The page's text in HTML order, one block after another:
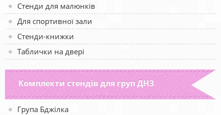
Стенди для малюнків
Для спортивної зали
Стенди-книжки
Таблички на двері
Комплекти стендів для груп ДНЗ
Група Бджілка